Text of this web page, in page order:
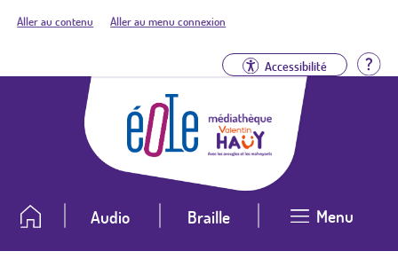
Aller au contenu Aller au menu connexion
Accessibilité
Audio Braille Menu